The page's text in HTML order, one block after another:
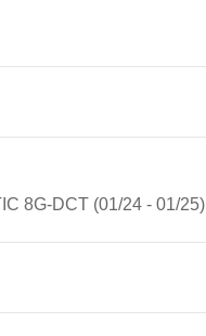
8G-DCT (01/24 - 01/25)